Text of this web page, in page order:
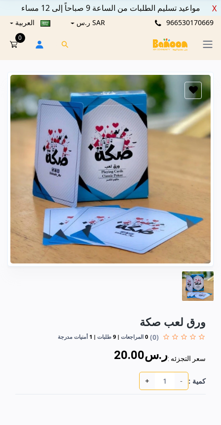
مواعيد تسليم الطلبات من الساعة 9 صباحاً إلى 12 مساء X
966530170669 SAR ر.س العربية
0
ورق لعب صكة
(0)
0 المراجعات 9 طلبات 1 أمنيات مدرجة
سعر التجزئه :ر.س20.00
كمية : -
+